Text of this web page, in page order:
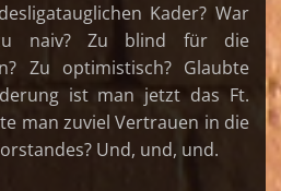
Kader? War
naiv? Zu blind für die
Zu optimistisch? Glaubte
ist man jetzt das Ft.
man zuviel Vertrauen in die
Und, und, und.